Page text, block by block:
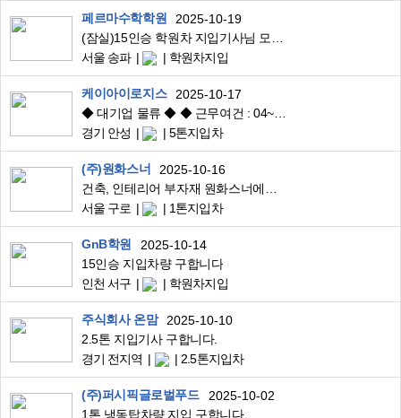
페르마수학학원
2025-10-19
(잠실)15인승 학원차 지입기사님 모집합니다
서울 송파
학원차지입
케이아이로지스
2025-10-17
◆ 대기업 물류 ◆ ◆ 근무여건 : 04~14시 운행 안성시작 경기서울충남충북하차 2회전근무 회전당1~2곳
경기 안성
5톤지입차
(주)원화스너
2025-10-16
건축, 인테리어 부자재 원화스너에서 인재를 구합니다.
서울 구로
1톤지입차
GnB학원
2025-10-14
15인승 지입차량 구합니다
인천 서구
학원차지입
주식회사 온맘
2025-10-10
2.5톤 지입기사 구합니다.
경기 전지역
2.5톤지입차
(주)퍼시픽글로벌푸드
2025-10-02
1톤 냉동탑차량 지입 구합니다.